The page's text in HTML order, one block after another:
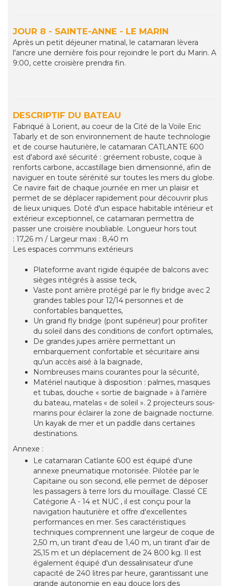
JOUR 8 - SAINTE-ANNE - LE MARIN
Après un petit déjeuner matinal, le catamaran lèvera
l'ancre une dernière fois pour rejoindre le port du Marin. A
9:00, cette croisière prendra fin.
DESCRIPTIF DU BATEAU
Fabriqué à Lorient, au coeur de la Cité de la Voile Eric
Tabarly et de son environnement de haute technologie
et de course hauturière, le catamaran CATLANTE 600
est d'abord axé sécurité : gréement robuste, coque à
renforts carbone, accastillage bien dimensionné, afin de
naviguer en toute sérénité sur toutes les mers du globe.
Ce navire fait de chaque journée en mer un plaisir et
permet de se déplacer rapidement pour découvrir plus
de lieux uniques. Doté d'un espace habitable intérieur et
extérieur exceptionnel, ce catamaran permettra de
passer une croisière inoubliable. Longueur hors tout
: 17,26 m / Largeur maxi : 8,40 m
Les espaces communs extérieurs
Plateforme avant rigide équipée de balcons avec
sièges intégrés à assise teck,
Vaste pont arrière protégé par le fly bridge avec 2
grandes tables pour 12/14 personnes et de
confortables banquettes,
Un grand fly bridge (pont supérieur) pour profiter
du soleil dans des conditions de confort optimales,
De grandes jupes arrière permettant un
embarquement confortable et sécuritaire ainsi
qu'un accès aisé à la baignade,
Nombreuses mains courantes pour la sécurité,
Matériel nautique à disposition : palmes, masques
et tubas, douche « sortie de baignade » à l'arrière
du bateau, matelas « de soleil ». 2 projecteurs sous-
marins pour éclairer la zone de baignade nocturne.
Un kayak de mer et un paddle dans certaines
destinations.
Annexe :
Le catamaran Catlante 600 est équipé d'une
annexe pneumatique motorisée. Pilotée par le
Capitaine ou son second, elle permet de déposer
les passagers à terre lors du mouillage. Classé CE
Catégorie A - 14 et NUC , il est conçu pour la
navigation hauturière et offre d'excellentes
performances en mer. Ses caractéristiques
techniques comprennent une largeur de coque de
2,50 m, un tirant d'eau de 1,40 m, un tirant d'air de
25,15 m et un déplacement de 24 800 kg. Il est
également équipé d'un dessalinisateur d'une
capacité de 240 litres par heure, garantissant une
grande autonomie en eau douce lors des